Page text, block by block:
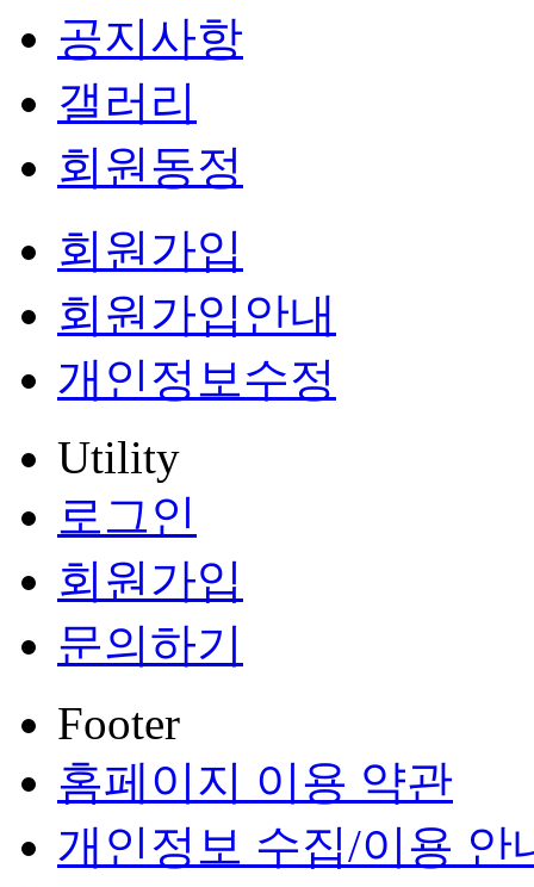
공지사항
갤러리
회원동정
회원가입
회원가입안내
개인정보수정
Utility
로그인
회원가입
문의하기
Footer
홈페이지 이용 약관
개인정보 수집/이용 안